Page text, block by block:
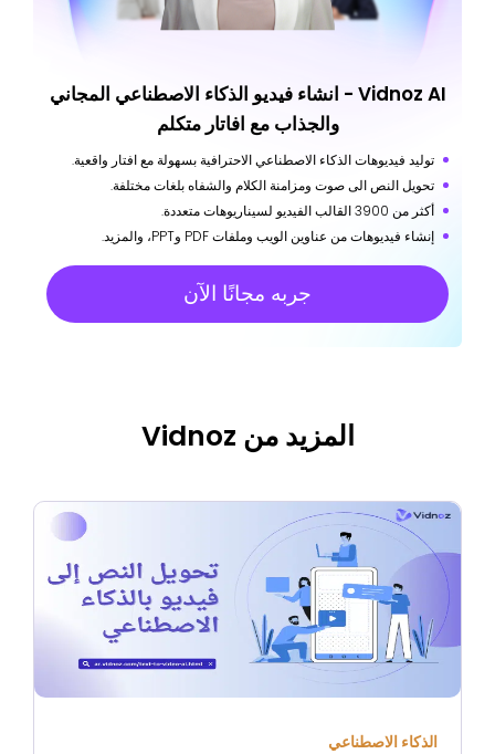
Vidnoz AI - انشاء فيديو الذكاء الاصطناعي المجاني
والجذاب مع افاتار متكلم
توليد فيديوهات الذكاء الاصطناعي الاحترافية بسهولة مع افتار واقعية.
تحويل النص الى صوت ومزامنة الكلام والشفاه بلغات مختلفة.
أكثر من 3900 القالب الفيديو لسيناريوهات متعددة.
إنشاء فيديوهات من عناوين الويب وملفات PDF وPPT، والمزيد.
جربه مجانًا الآن
المزيد من Vidnoz
الذكاء الاصطناعي